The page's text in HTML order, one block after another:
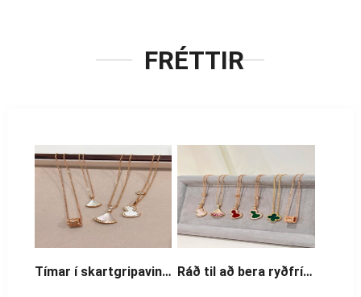
FRÉTTIR
Tímar í skartgripavinnslu og hönnun Ráð til að bera ryðfría stáls hringi